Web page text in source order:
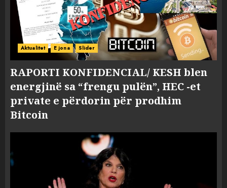
Aktualitet E jona Slider
RAPORTI KONFIDENCIAL/ KESH blen
energjinë sa “frengu pulën”, HEC -et
private e përdorin për prodhim
Bitcoin